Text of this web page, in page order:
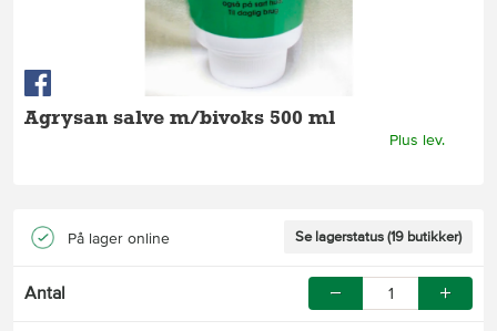
Agrysan salve m/bivoks 500 ml
Plus lev.
På lager online Se lagerstatus (19 butikker)
Antal